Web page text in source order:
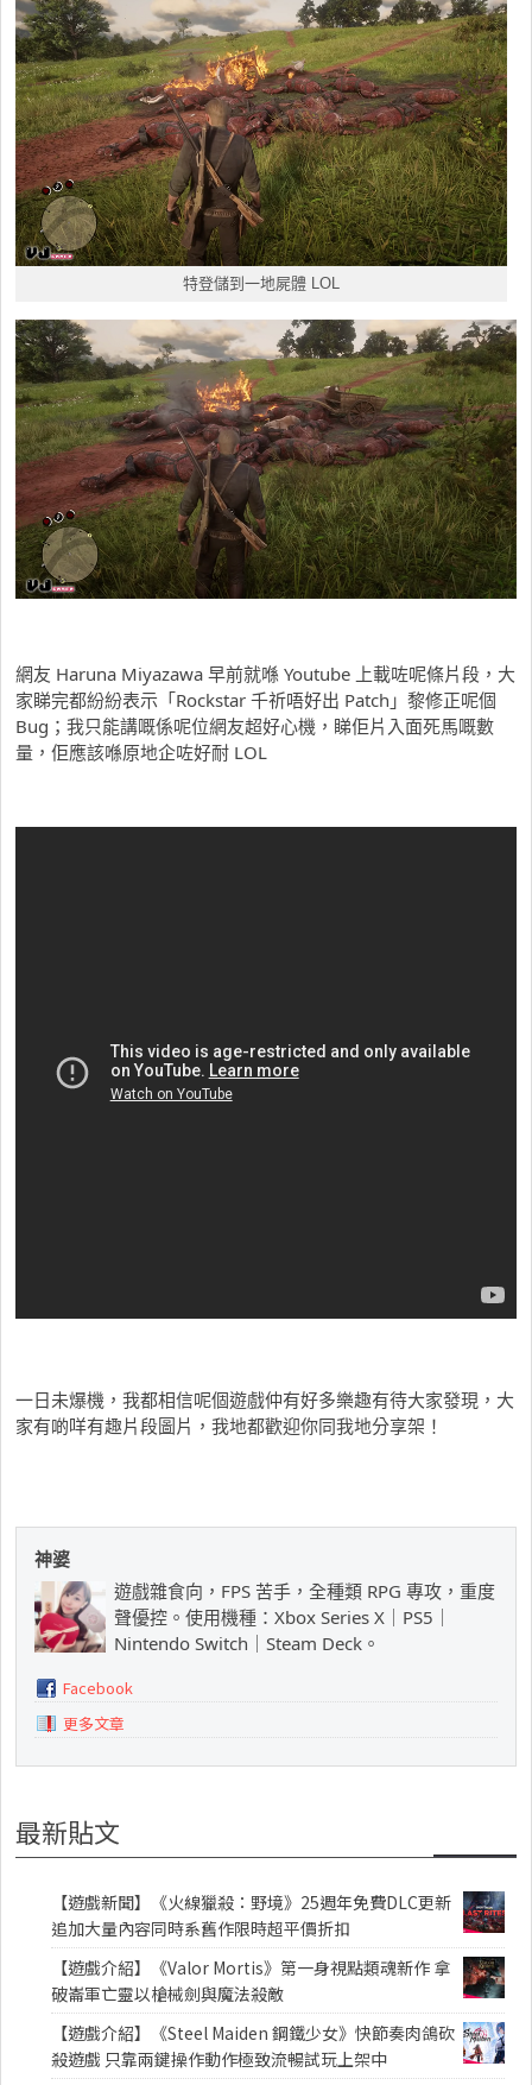
特登儲到一地屍體 LOL
網友 Haruna Miyazawa 早前就喺 Youtube 上載咗呢條片段，大
家睇完都紛紛表示「Rockstar 千祈唔好出 Patch」黎修正呢個
Bug；我只能講嘅係呢位網友超好心機，睇佢片入面死馬嘅數
量，佢應該喺原地企咗好耐 LOL
一日未爆機，我都相信呢個遊戲仲有好多樂趣有待大家發現，大
家有啲咩有趣片段圖片，我地都歡迎你同我地分享架！
神婆
遊戲雜食向，FPS 苦手，全種類 RPG 專攻，重度
聲優控。使用機種：Xbox Series X｜PS5｜
Nintendo Switch｜Steam Deck。
Facebook
更多文章
最新貼文
【遊戲新聞】《火線獵殺：野境》25週年免費DLC更新
追加大量內容同時系舊作限時超平價折扣
【遊戲介紹】《Valor Mortis》第一身視點類魂新作 拿
破崙軍亡靈以槍械劍與魔法殺敵
【遊戲介紹】《Steel Maiden 鋼鐵少女》快節奏肉鴿砍
殺遊戲 只靠兩鍵操作動作極致流暢試玩上架中